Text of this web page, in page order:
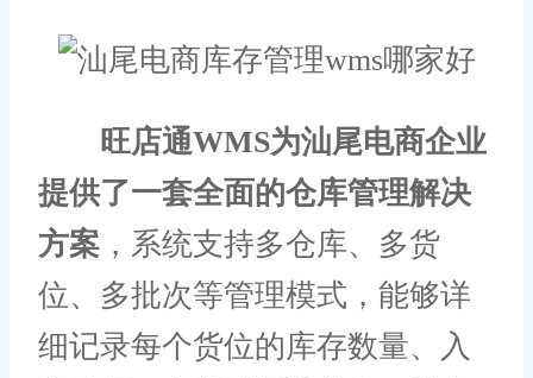
旺店通WMS为汕尾电商企业
提供了一套全面的仓库管理解决
方案 ，系统支持多仓库、多货
位、多批次等管理模式，能够详
细记录每个货位的库存数量、入